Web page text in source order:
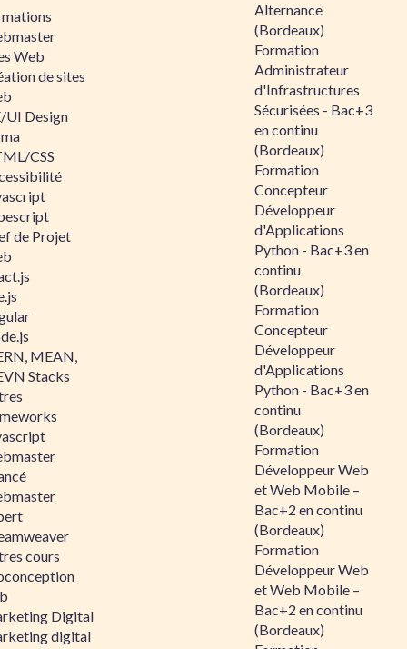
Web
de sites
UI Design
CSS
de Projet
MEAN,
Stacks
cours
Digital
digital
Alternance
(Bordeaux)
Formation
Administrateur
d'Infrastructures
Sécurisées - Bac+3
en continu
(Bordeaux)
Formation
Concepteur
Développeur
d'Applications
Python - Bac+3 en
continu
(Bordeaux)
Formation
Concepteur
Développeur
d'Applications
Python - Bac+3 en
continu
(Bordeaux)
Formation
Développeur Web
et Web Mobile –
Bac+2 en continu
(Bordeaux)
Formation
Développeur Web
et Web Mobile –
Bac+2 en continu
(Bordeaux)